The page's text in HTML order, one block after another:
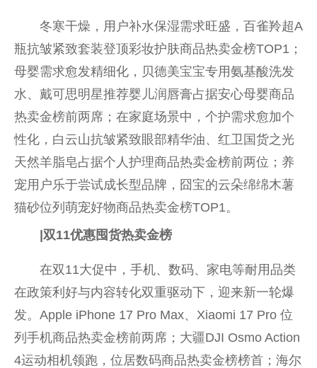
冬寒干燥，用户补水保湿需求旺盛，百雀羚超A
瓶抗皱紧致套装登顶彩妆护肤商品热卖金榜TOP1；
母婴需求愈发精细化，贝德美宝宝专用氨基酸洗发
水、戴可思明星推荐婴儿润唇膏占据安心母婴商品
热卖金榜前两席；在家庭场景中，个护需求愈加个
性化，白云山抗皱紧致眼部精华油、红卫国货之光
天然羊脂皂占据个人护理商品热卖金榜前两位；养
宠用户乐于尝试成长型品牌，囧宝的云朵绵绵木薯
猫砂位列萌宠好物商品热卖金榜TOP1。
|双11优惠囤货热卖金榜
在双11大促中，手机、数码、家电等耐用品类
在政策利好与内容转化双重驱动下，迎来新一轮爆
发。Apple iPhone 17 Pro Max、Xiaomi 17 Pro 位
列手机商品热卖金榜前两席；大疆DJI Osmo Action
4运动相机领跑，位居数码商品热卖金榜榜首；海尔